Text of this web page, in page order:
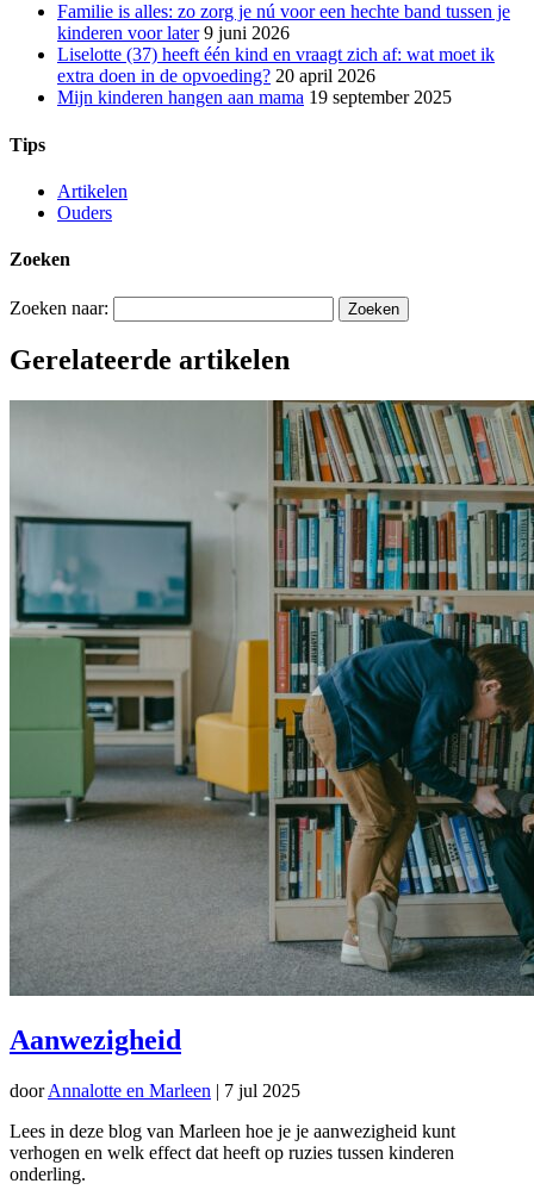
Familie is alles: zo zorg je nú voor een hechte band tussen je
kinderen voor later 9 juni 2026
Liselotte (37) heeft één kind en vraagt zich af: wat moet ik
extra doen in de opvoeding? 20 april 2026
Mijn kinderen hangen aan mama 19 september 2025
Tips
Artikelen
Ouders
Zoeken
Zoeken naar:
Gerelateerde artikelen
Aanwezigheid
doorAnnalotte en Marleen | 7 jul 2025
Lees in deze blog van Marleen hoe je je aanwezigheid kunt
verhogen en welk effect dat heeft op ruzies tussen kinderen
onderling.